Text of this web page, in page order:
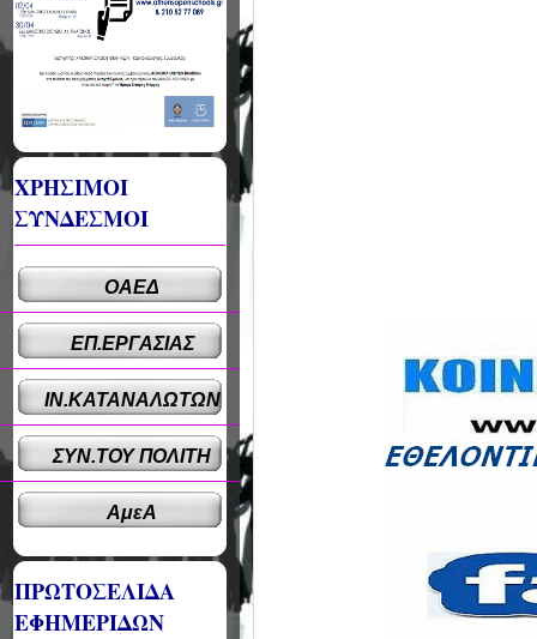
ΧΡΗΣΙΜΟΙ
ΣΥΝΔΕΣΜΟΙ
ΟΑΕΔ
ΕΠ.ΕΡΓΑΣΙΑΣ
ΙΝ.ΚΑΤΑΝΑΛΩΤΩΝ
ΣΥΝ.ΤΟΥ ΠΟΛΙΤΗ
ΑμεΑ
ΠΡΩΤΟΣΕΛΙΔΑ
ΕΦΗΜΕΡΙΔΩΝ